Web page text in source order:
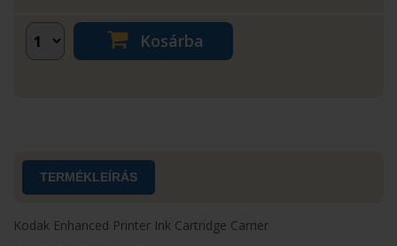
Kosárba
TERMÉKLEÍRÁS
Kodak Enhanced Printer Ink Cartridge Carrier